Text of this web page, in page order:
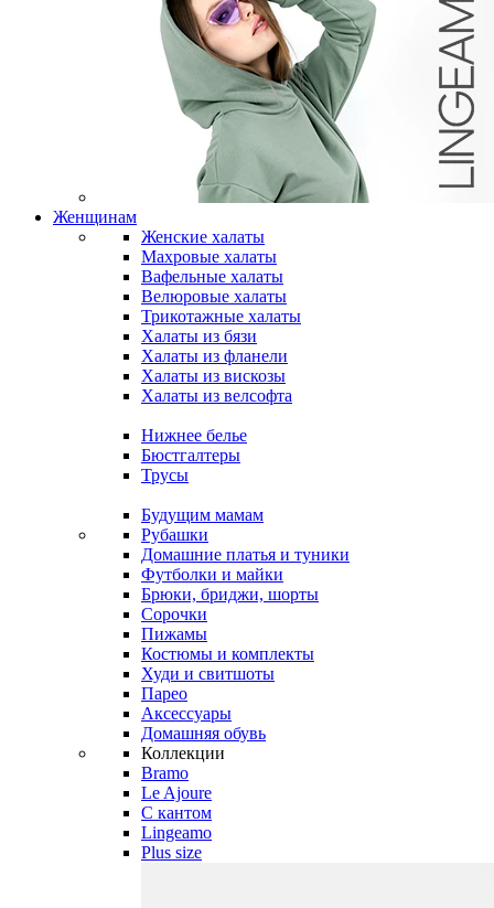
Женщинам
Женские халаты
Махровые халаты
Вафельные халаты
Велюровые халаты
Трикотажные халаты
Халаты из бязи
Халаты из фланели
Халаты из вискозы
Халаты из велсофта
Нижнее белье
Бюстгалтеры
Трусы
Будущим мамам
Рубашки
Домашние платья и туники
Футболки и майки
Брюки, бриджи, шорты
Сорочки
Пижамы
Костюмы и комплекты
Худи и свитшоты
Парео
Аксессуары
Домашняя обувь
Коллекции
Bramo
Le Ajoure
С кантом
Lingeamo
Plus size